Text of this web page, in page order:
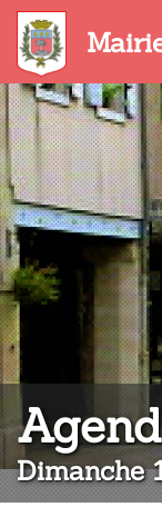
Aller
contenu
principal
Dimanche